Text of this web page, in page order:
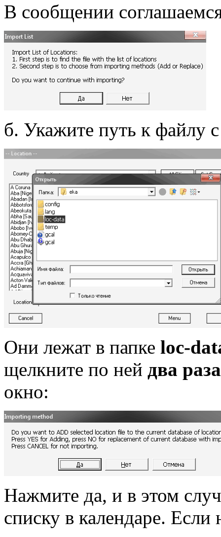
В сообщении
б. Укажите путь к файлу
Они лежат в папке loc-
щелкните по ней два
окно:
Нажмите да, и в этом
списку в календаре.